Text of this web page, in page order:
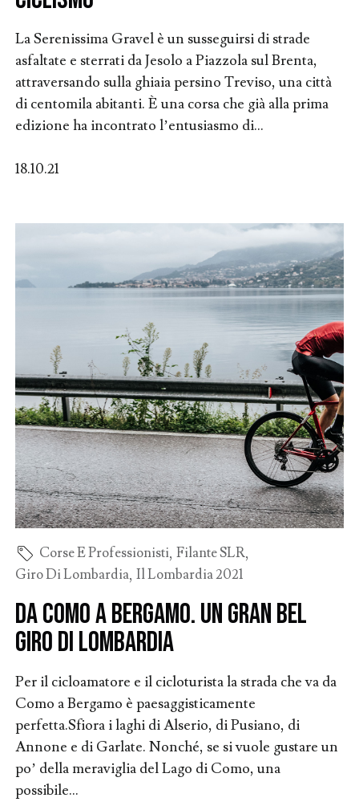
La Serenissima Gravel è un susseguirsi di strade
asfaltate e sterrati da Jesolo a Piazzola sul Brenta,
attraversando sulla ghiaia persino Treviso, una città
di centomila abitanti. È una corsa che già alla prima
edizione ha incontrato l’entusiasmo di...
18.10.21
Corse E Professionisti, Filante SLR,
Giro Di Lombardia, Il Lombardia 2021
Da Como a Bergamo. Un gran bel
Giro di Lombardia
Per il cicloamatore e il cicloturista la strada che va da
Como a Bergamo è paesaggisticamente
perfetta.Sfiora i laghi di Alserio, di Pusiano, di
Annone e di Garlate. Nonché, se si vuole gustare un
po’ della meraviglia del Lago di Como, una
possibile...